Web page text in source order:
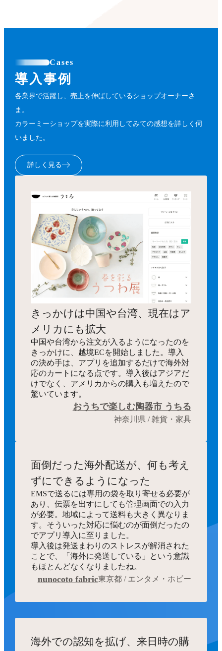
Cases
導入事例
各業界で活躍し、売上を伸ばしているショップオーナーさ
ま。
カラーミーショップを実際に利用してみての感想を詳しく伺
いました。
詳しく見る
きっかけは中国や台湾、現在はア
メリカにも拡大
中国や台湾から注文が入るようになったのを
きっかけに、越境ECを開始しました。導入
の決め手は、アプリを追加するだけで海外対
応のカートになる点です。導入後はアジアだ
けでなく、アメリカからの購入も増えたので
驚いています。
おうちで楽しむ陶器市 うちる
神奈川県 / 雑貨・家具
面倒だった海外配送が、何も考え
ずにできるようになった
EMSで送るには専用の袋を取り寄せる必要が
あり、伝票を出すにしても管理画面での入力
が必要。地域によって送料も大きく異なりま
す。そういった対応に悩むのが面倒だったの
でアプリ導入に至りました。
導入後は発送まわりのストレスが解消された
ことで、「海外に発送している」という意識
もほとんどなくなりましたね。
nunocoto fabric東京都 / エンタメ・ホビー
海外での認知を拡げ、来日時の購